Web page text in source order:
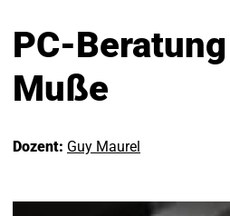
PC-
Muße
Dozent: Guy Maurel